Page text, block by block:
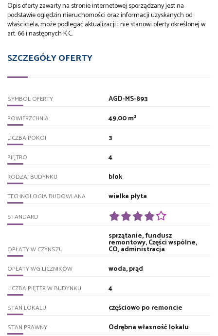
Opis oferty zawarty na stronie internetowej sporządzany jest na
podstawie oględzin nieruchomości oraz informacji uzyskanych od
właściciela, może podlegać aktualizacji i nie stanowi oferty określonej w
art. 66 i następnych K.C.
SZCZEGÓŁY OFERTY
SYMBOL OFERTY AGD-MS-893
POWIERZCHNIA 49,00 m²
LICZBA POKOI 3
PIĘTRO 4
RODZAJ BUDYNKU blok
TECHNOLOGIA BUDOWLANA wielka płyta
STANDARD
OPŁATY W CZYNSZU
sprzątanie, fundusz
remontowy, Części wspólne,
CO, administracja
OPŁATY WG LICZNIKÓW woda, prąd
LICZBA PIĘTER W BUDYNKU 4
STAN LOKALU częściowo po remoncie
STAN PRAWNY Odrębna własność lokalu